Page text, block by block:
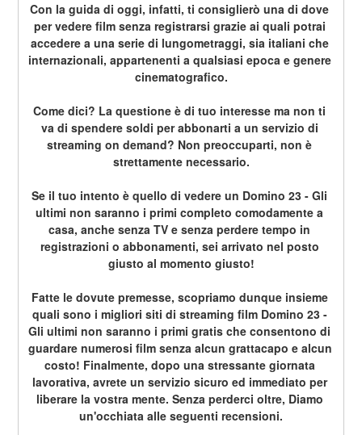
Con la guida di oggi, infatti, ti consiglierò una di dove
per vedere film senza registrarsi grazie ai quali potrai
accedere a una serie di lungometraggi, sia italiani che
internazionali, appartenenti a qualsiasi epoca e genere
cinematografico.
Come dici? La questione è di tuo interesse ma non ti
va di spendere soldi per abbonarti a un servizio di
streaming on demand? Non preoccuparti, non è
strettamente necessario.
Se il tuo intento è quello di vedere un Domino 23 - Gli
ultimi non saranno i primi completo comodamente a
casa, anche senza TV e senza perdere tempo in
registrazioni o abbonamenti, sei arrivato nel posto
giusto al momento giusto!
Fatte le dovute premesse, scopriamo dunque insieme
quali sono i migliori siti di streaming film Domino 23 -
Gli ultimi non saranno i primi gratis che consentono di
guardare numerosi film senza alcun grattacapo e alcun
costo! Finalmente, dopo una stressante giornata
lavorativa, avrete un servizio sicuro ed immediato per
liberare la vostra mente. Senza perderci oltre, Diamo
un'occhiata alle seguenti recensioni.